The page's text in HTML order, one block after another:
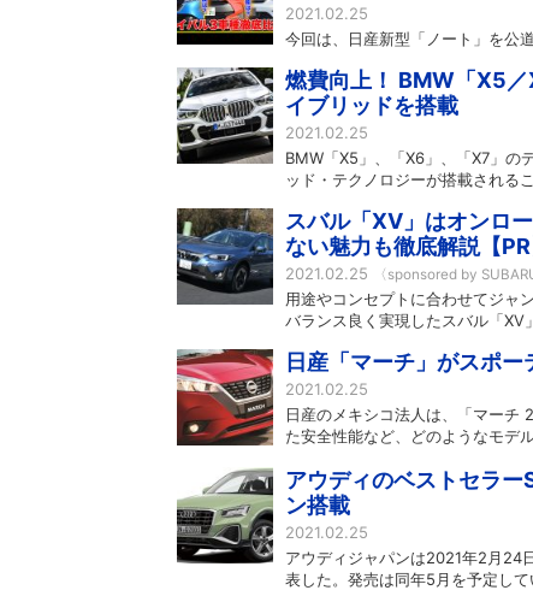
2021.02.25
今回は、日産新型「ノート」を公
燃費向上！ BMW「X5
イブリッドを搭載
2021.02.25
BMW「X5」、「X6」、「X7」の
ッド・テクノロジーが搭載される
スバル「XV」はオンロ
ない魅力も徹底解説【PR
2021.02.25 〈sponsored by
用途やコンセプトに合わせてジャ
バランス良く実現したスバル「XV
日産「マーチ」がスポ
2021.02.25
日産のメキシコ法人は、「マーチ
た安全性能など、どのようなモデ
アウディのベストセラ
ン搭載
2021.02.25
アウディジャパンは2021年2月24
表した。発売は同年5月を予定して